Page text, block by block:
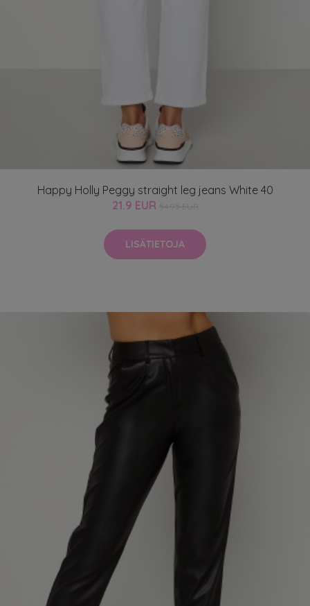
Happy Holly Peggy straight leg jeans White 40
21.9 EUR
LISÄTIETOJA